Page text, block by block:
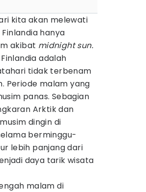
kita akan melewati
hanya
akibat midnight sun.
adalah
tidak terbenam
Periode malam yang
panas. Sebagian
Arktik dan
dingin di
berminggu-
lebih panjang dari
daya tarik wisata
malam di